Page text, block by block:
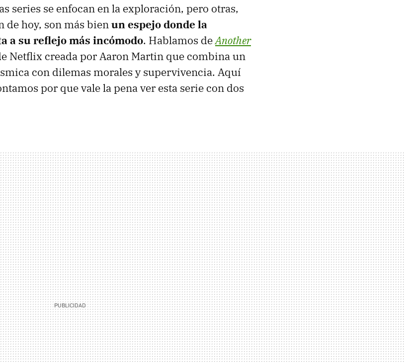
series se enfocan en la exploración, pero otras,
de hoy, son más bienun espejo donde la
a su reflejo más incómodo. Hablamos deAnother
Netflix creada por Aaron Martin que combina un
con dilemas morales y supervivencia. Aquí
por que vale la pena ver esta serie con dos